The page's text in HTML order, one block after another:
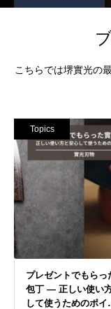
こちらでは堺實光の
Topics